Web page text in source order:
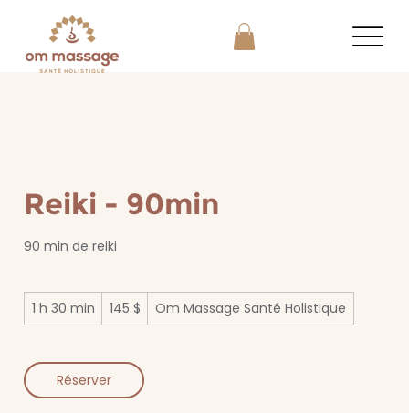
Reiki - 90min
90 min de reiki
1 h 30 min
3
m
i
n
canadiens
145 $ Om Massage Santé Holistique
Réserver